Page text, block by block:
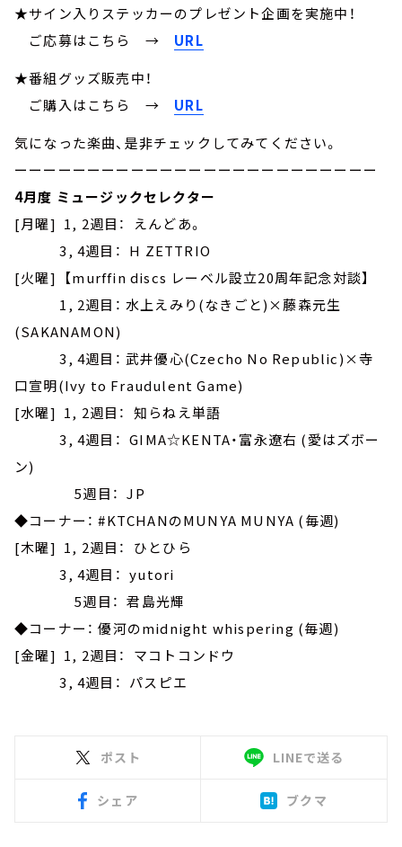
★サイン入りステッカーのプレゼント企画を実施中！
ご応募はこちら →
URL
★番組グッズ販売中！
ご購入はこちら → URL
気になった楽曲、是非チェックしてみてください。
ーーーーーーーーーーーーーーーーーーーーーーーーー
4月度 ミュージックセレクター
[月曜] 1, 2週目： えんどあ。
3, 4週目： H ZETTRIO
[火曜] 【murffin discs レーベル設立20周年記念対談】
1, 2週目： 水上えみり(なきごと)×藤森元生
(SAKANAMON)
3, 4週目： 武井優心(Czecho No Republic)×寺
口宣明(Ivy to Fraudulent Game)
[水曜] 1, 2週目： 知らねえ単語
3, 4週目： GIMA☆KENTA・富永遼右 (愛はズボー
ン)
5週目： JP
◆コーナー： #KTCHANのMUNYA MUNYA (毎週)
[木曜] 1, 2週目： ひとひら
3, 4週目： yutori
5週目： 君島光輝
◆コーナー： 優河のmidnight whispering (毎週)
[金曜] 1, 2週目： マコトコンドウ
3, 4週目： パスピエ
ポスト LINEで送る
シェア ブクマ